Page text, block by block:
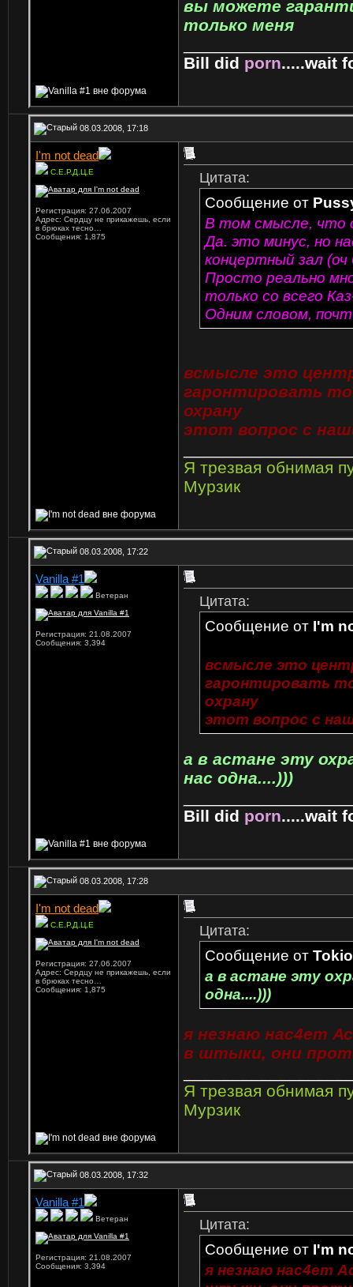
вы можете
только меня
Bill did porn.....wait
08.03.2008, 17:18
I'm not dead
С.Е.Р.Д.Ц.Е
Регистрация: 27.06.2007
Адрес: Сердцу не прикажешь, если
в брюках тесно…
Сообщения: 1,875
Цитата:
Сообщение от
В том смысле, что
Да. это минус, но
концертный зал
Просто реально
только со всего
Одним словом,
всмысле это
гаронтировать
охрану
этот вопрос с
Я трезвая обнимая
Мурзик
08.03.2008, 17:22
Vanilla #1
Ветеран
Регистрация: 21.08.2007
Сообщения: 3,394
Цитата:
Сообщение от I'm
всмысле это
гаронтировать
охрану
этот вопрос с
а в астане эту
нас одна....)))
Bill did porn.....wait
08.03.2008, 17:28
I'm not dead
С.Е.Р.Д.Ц.Е
Регистрация: 27.06.2007
Адрес: Сердцу не прикажешь, если
в брюках тесно…
Сообщения: 1,875
Цитата:
Сообщение от
а в астане эту
одна....)))
я незнаю нас4ет
в штыки, они
Я трезвая обнимая
Мурзик
08.03.2008, 17:32
Vanilla #1
Ветеран
Регистрация: 21.08.2007
Сообщения: 3,394
Цитата:
Сообщение от I'm
я незнаю нас4ет